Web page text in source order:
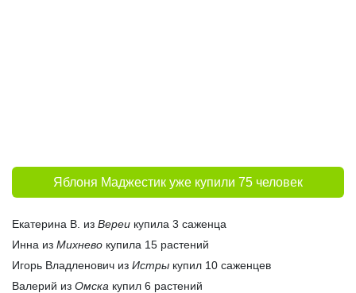
Яблоня Маджестик уже купили 75 человек
Екатерина В. из Вереи купила 3 саженца
Инна из Михнево купила 15 растений
Игорь Владленович из Истры купил 10 саженцев
Валерий из Омска купил 6 растений